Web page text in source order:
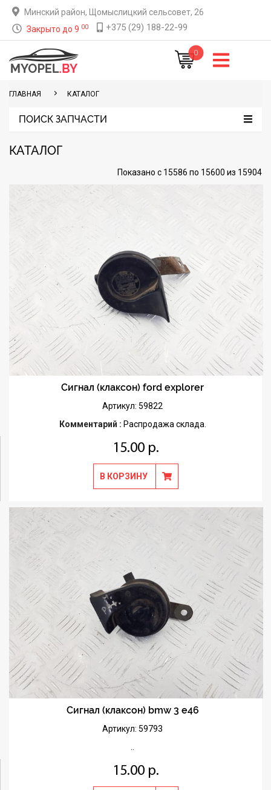
Минский район, Щомыслицкий сельсовет, 26
Закрыто до 9 00 +375 (29) 188-22-99
0
ГЛАВНАЯ КАТАЛОГ
ПОИСК ЗАПЧАСТИ
КАТАЛОГ
Показано с 15586 по 15600 из 15904
Сигнал (клаксон) ford explorer
Артикул: 59822
Комментарий : Распродажа склада.
15.00 р.
В КОРЗИНУ
Сигнал (клаксон) bmw 3 e46
Артикул: 59793
15.00 р.